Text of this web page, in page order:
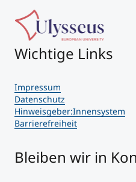
Wichtige Links
Impressum
Datenschutz
Hinweisgeber:Innensystem
Barrierefreiheit
Bleiben wir in